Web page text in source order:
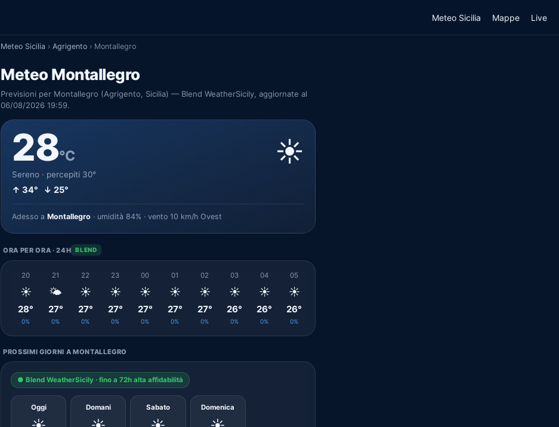
Meteo Sicilia Mappe Live
Meteo Sicilia › Agrigento › Montallegro
Meteo Montallegro
Previsioni per Montallegro (Agrigento, Sicilia) — Blend WeatherSicily, aggiornate al
06/08/2026 19:59.
28°C
Sereno · percepiti 30°
↑ 34° ↓ 25°
☀️
Adesso a Montallegro · umidità 84% · vento 10 km/h Ovest
ORA PER ORA · 24H BLEND
20
☀️
28°
0%
21
🌤️
27°
0%
22
☀️
27°
0%
23
☀️
27°
0%
00
☀️
27°
0%
01
☀️
27°
0%
02
☀️
27°
0%
03
☀️
26°
0%
04
☀️
26°
0%
05
☀️
26°
0%
PROSSIMI GIORNI A MONTALLEGRO
● Blend WeatherSicily · fino a 72h alta affidabilità
Oggi Domani Sabato Domenica